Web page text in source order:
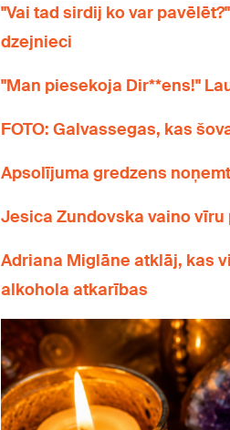
"Vai tad sirdij ko var
dzejnieci
"Man piesekoja Dir**ens!"
FOTO: Galvassegas, kas
Apsolījuma gredzens
Jesica Zundovska vaino
Adriana Miglāne atklāj, kas
alkohola atkarības